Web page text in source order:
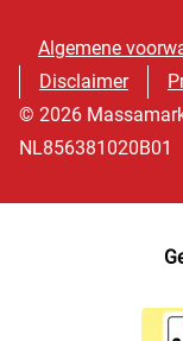
Algemene
Disclaimer
© 2026
NL856381020B01